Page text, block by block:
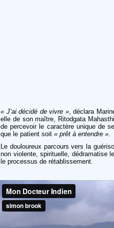
« J’ai décidé de vivre », déclara
elle de son maître, Ritodgata
de percevoir le caractère unique de
que le patient soit « prêt à entendre »
Le douloureux parcours vers la
non violente, spirituelle, dédramatise
le processus de rétablissement.